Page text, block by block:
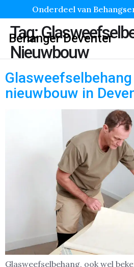
Onderdeel van
Behanger Deventer
Tag:
Nieuwbouw
nieuwbouw in
Glasweefselbehang, ook wel